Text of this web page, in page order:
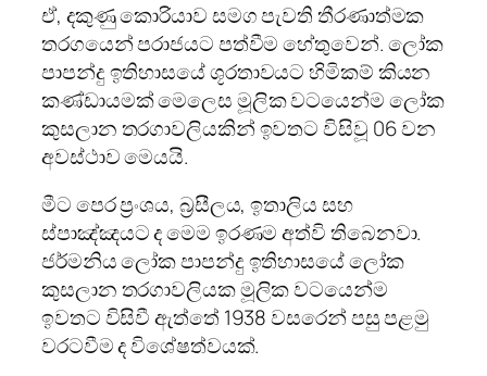
ඒ, දකුණු කොරියාව සමග පැවති තීරණාත්මක
තරගයෙන් පරාජයට පත්වීම හේතුවෙන්. ලෝක
පාපන්දු ඉතිහාසයේ ශූරතාවයට හිමිකම් කියන
කණ්ඩායමක් මෙලෙස මූලික වටයෙන්ම ලෝක
කුසලාන තරගාවලියකින් ඉවතට විසිවූ 06 වන
අවස්ථාව මෙයයි.
මීට පෙර ප‍්‍රංශය, බ‍්‍රසීලය, ඉතාලිය සහ
ස්පාඤ්ඤයට ද මෙම ඉරණම අත්වි තිබෙනවා.
ජර්මනිය ලෝක පාපන්දු ඉතිහාසයේ ලෝක
කුසලාන තරගාවලියක මූලික වටයෙන්ම
ඉවතට විසිවී ඇත්තේ 1938 වසරෙන් පසු පළමු
වරටවීම ද විශේෂත්වයක්.